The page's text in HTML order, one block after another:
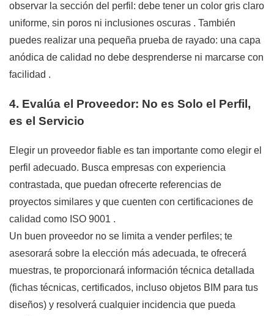
observar la sección del perfil: debe tener un color gris claro
uniforme, sin poros ni inclusiones oscuras . También
puedes realizar una pequeña prueba de rayado: una capa
anódica de calidad no debe desprenderse ni marcarse con
facilidad .
4. Evalúa el Proveedor: No es Solo el Perfil,
es el Servicio
Elegir un proveedor fiable es tan importante como elegir el
perfil adecuado. Busca empresas con experiencia
contrastada, que puedan ofrecerte referencias de
proyectos similares y que cuenten con certificaciones de
calidad como ISO 9001 .
Un buen proveedor no se limita a vender perfiles; te
asesorará sobre la elección más adecuada, te ofrecerá
muestras, te proporcionará información técnica detallada
(fichas técnicas, certificados, incluso objetos BIM para tus
diseños) y resolverá cualquier incidencia que pueda